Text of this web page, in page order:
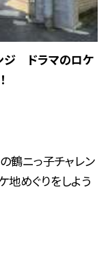
ジ ドラマのロケ
鶴ニっ子チャレン
地めぐりをしよう